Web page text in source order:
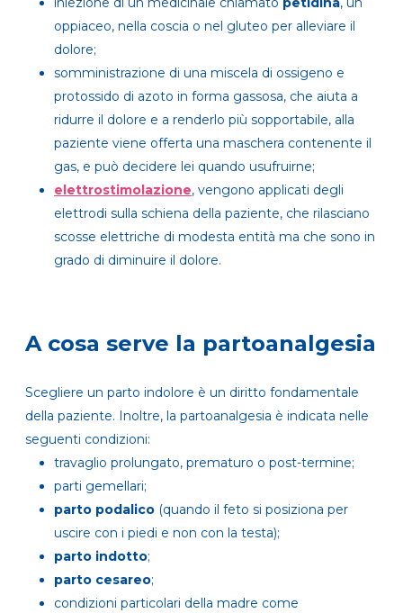
oppiaceo, nella coscia o nel gluteo per alleviare il
dolore;
somministrazione di una miscela di ossigeno e
protossido di azoto in forma gassosa, che aiuta a
ridurre il dolore e a renderlo più sopportabile, alla
paziente viene offerta una maschera contenente il
gas, e può decidere lei quando usufruirne;
elettrostimolazione, vengono applicati degli
elettrodi sulla schiena della paziente, che rilasciano
scosse elettriche di modesta entità ma che sono in
grado di diminuire il dolore.
A cosa serve la partoanalgesia
Scegliere un parto indolore è un diritto fondamentale
della paziente. Inoltre, la partoanalgesia è indicata nelle
seguenti condizioni:
travaglio prolungato, prematuro o post-termine;
parti gemellari;
parto podalico (quando il feto si posiziona per
uscire con i piedi e non con la testa);
parto indotto;
parto cesareo;
condizioni particolari della madre come